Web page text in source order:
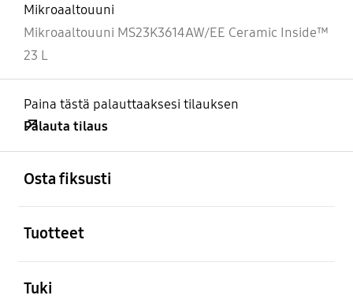
Mikroaaltouuni
Mikroaaltouuni MS23K3614AW/EE Ceramic Inside™
23 L
Paina tästä palauttaaksesi tilauksen
Palauta tilaus
Osta fiksusti
Tuotteet
Tuki